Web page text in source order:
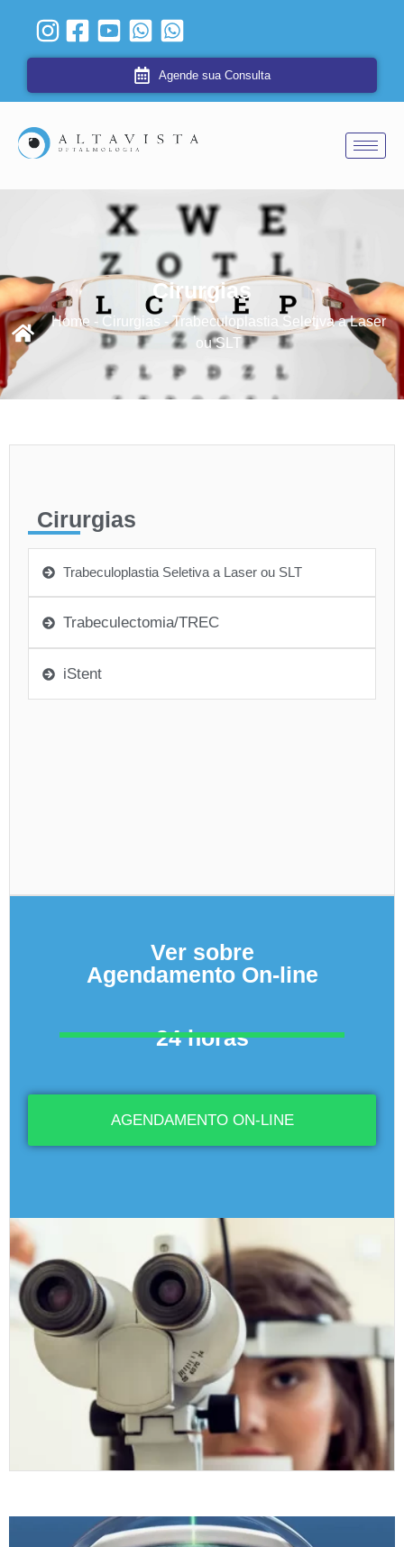
Agende sua Consulta
Cirurgias
Home - Cirurgias - Trabeculoplastia Seletiva a Laser
ou SLT
Cirurgias
Trabeculoplastia Seletiva a Laser ou SLT
Trabeculectomia/TREC
iStent
Ver sobre
Agendamento On-line
24 horas
AGENDAMENTO ON-LINE